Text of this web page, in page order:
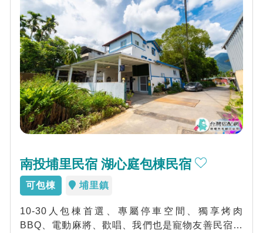
南投埔里民宿 湖心庭包棟民宿
可包棟 埔里鎮
10-30人包棟首選、專屬停車空間、獨享烤肉
BBQ、電動麻將、歡唱、我們也是寵物友善民宿唷